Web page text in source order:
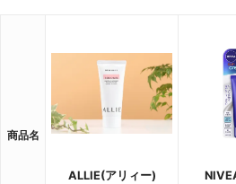
商品名
ALLIE(アリィー)